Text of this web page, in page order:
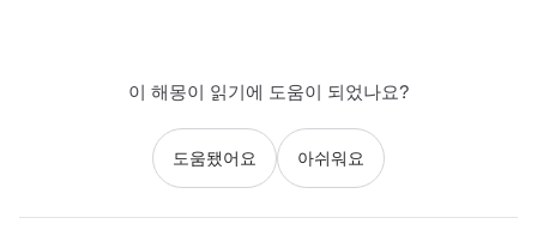
이 해몽이 읽기에 도움이 되었나요?
도움됐어요 아쉬워요